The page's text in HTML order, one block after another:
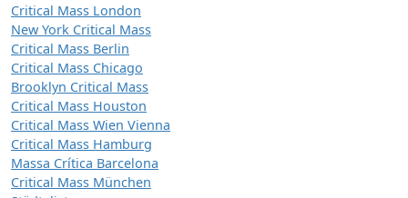
Critical Mass London
New York Critical Mass
Critical Mass Berlin
Critical Mass Chicago
Brooklyn Critical Mass
Critical Mass Houston
Critical Mass Wien Vienna
Critical Mass Hamburg
Massa Crítica Barcelona
Critical Mass München